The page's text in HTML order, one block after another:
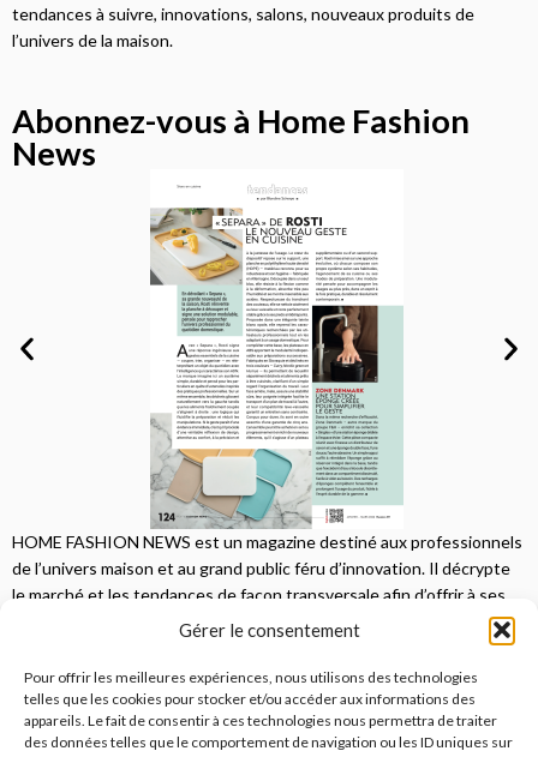
Gérer le consentement
Pour offrir les meilleures expériences, nous utilisons des technologies
telles que les cookies pour stocker et/ou accéder aux informations des
appareils. Le fait de consentir à ces technologies nous permettra de traiter
des données telles que le comportement de navigation ou les ID uniques sur
tendances à suivre, innovations, salons, nouveaux produits de
l’univers de la maison.
Abonnez-vous à Home Fashion
News
HOME FASHION NEWS est un magazine destiné aux professionnels
de l’univers maison et au grand public féru d’innovation. Il décrypte
le marché et les tendances de façon transversale afin d’offrir à ses
lecteurs une vision complète.
JE M'ABONNE